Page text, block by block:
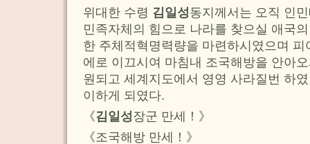
위대한 수령 김일성동지께서는 오직 인
민족자체의 힘으로 나라를 찾으실 애국
한 주체적혁명력량을 마련하시였으며
에로 이끄시여 마침내 조국해방을 안아
원되고 세계지도에서 영영 사라질번 하
이하게 되였다.
《김일성장군 만세！》
《조국해방 만세！》